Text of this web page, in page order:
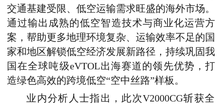
交通基建受限、低空运输需求旺盛的海外市场。
通过输出成熟的低空智造技术与商业化运营方
案，帮助更多地理环境复杂、运输效率不足的国
家和地区解锁低空经济发展新路径，持续巩固我
国在全球吨级eVTOL出海赛道的领先优势，打
造绿色高效的跨境低空“空中丝路”样板。
业内分析人士指出，此次V2000CG斩获全